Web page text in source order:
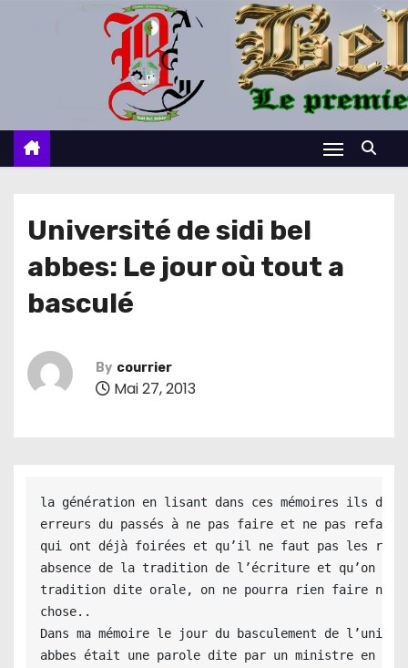
c
Université de sidi bel
abbes: Le jour où tout a
basculé
By courrier
Mai 27, 2013
la génération en lisant dans ces mémoires ils
erreurs du passés à ne pas faire et ne pas refaire
qui ont déjà foirées et qu’il ne faut pas les
absence de la tradition de l’écriture et qu’on
tradition dite orale, on ne pourra rien faire ni
chose..
Dans ma mémoire le jour du basculement de
abbes était une parole dite par un ministre en